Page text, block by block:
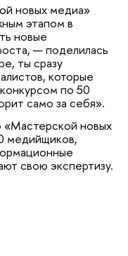
новых медиа»
этапом в
новые
— поделилась
ты сразу
которые
по 50
само за себя».
новых
медийщиков,
свою экспертизу.